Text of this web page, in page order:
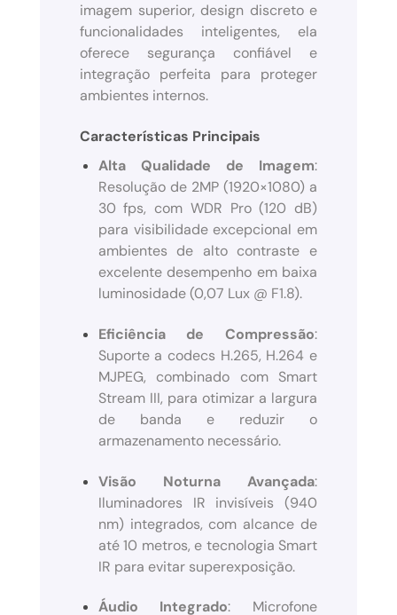
imagem superior, design discreto e
funcionalidades inteligentes, ela
oferece segurança confiável e
integração perfeita para proteger
ambientes internos.
Características Principais
Alta Qualidade de Imagem:
Resolução de 2MP (1920×1080) a
30 fps, com WDR Pro (120 dB)
para visibilidade excepcional em
ambientes de alto contraste e
excelente desempenho em baixa
luminosidade (0,07 Lux @ F1.8).
Eficiência de Compressão:
Suporte a codecs H.265, H.264 e
MJPEG, combinado com Smart
Stream III, para otimizar a largura
de banda e reduzir o
armazenamento necessário.
Visão Noturna Avançada:
Iluminadores IR invisíveis (940
nm) integrados, com alcance de
até 10 metros, e tecnologia Smart
IR para evitar superexposição.
Áudio Integrado: Microfone